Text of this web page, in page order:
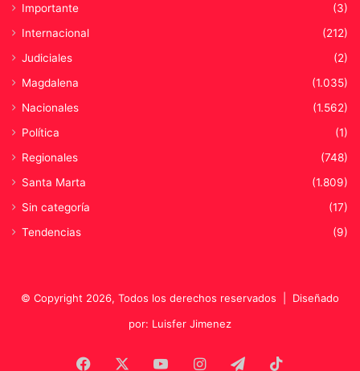
Importante
(3)
Internacional
(212)
Judiciales
(2)
Magdalena
(1.035)
Nacionales
(1.562)
Política
(1)
Regionales
(748)
Santa Marta
(1.809)
Sin categoría
(17)
Tendencias
(9)
© Copyright 2026, Todos los derechos reservados | Diseñado
por: Luisfer Jimenez
Facebook YouTubeInstagramTelegram